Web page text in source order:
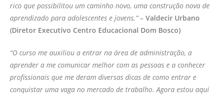
rico que possibilitou um caminho novo, uma construção nova de
aprendizado para adolescentes e jovens.” – Valdecir Urbano
(Diretor Executivo Centro Educacional Dom Bosco)
“O curso me auxiliou a entrar na área de administração, a
aprender a me comunicar melhor com as pessoas e a conhecer
profissionais que me deram diversas dicas de como entrar e
conquistar uma vaga no mercado de trabalho. Agora estou aqui